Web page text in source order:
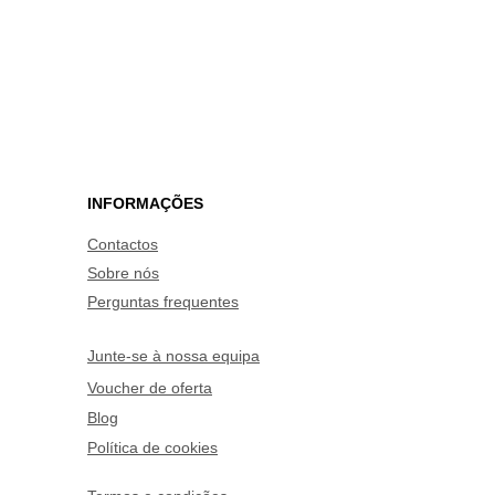
INFORMAÇÕES
Contactos
Sobre nós
Perguntas frequentes
Junte-se à nossa equipa
Voucher de oferta
Blog
Política de cookies